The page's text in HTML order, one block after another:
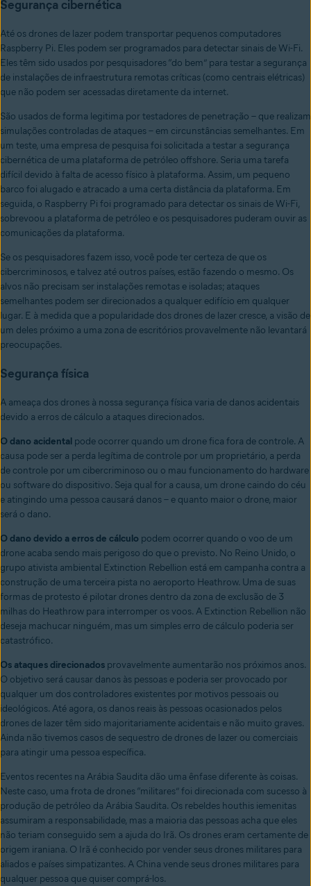
Segurança cibernética
Até os drones de lazer podem transportar pequenos computadores
Raspberry Pi. Eles podem ser programados para detectar sinais de Wi-Fi.
Eles têm sido usados por pesquisadores “do bem” para testar a segurança
de instalações de infraestrutura remotas críticas (como centrais elétricas)
que não podem ser acessadas diretamente da internet.
São usados de forma legitima por testadores de penetração – que realizam
simulações controladas de ataques – em circunstâncias semelhantes. Em
um teste, uma empresa de pesquisa foi solicitada a testar a segurança
cibernética de uma plataforma de petróleo offshore. Seria uma tarefa
difícil devido à falta de acesso físico à plataforma. Assim, um pequeno
barco foi alugado e atracado a uma certa distância da plataforma. Em
seguida, o Raspberry Pi foi programado para detectar os sinais de Wi-Fi,
sobrevoou a plataforma de petróleo e os pesquisadores puderam ouvir as
comunicações da plataforma.
Se os pesquisadores fazem isso, você pode ter certeza de que os
cibercriminosos, e talvez até outros países, estão fazendo o mesmo. Os
alvos não precisam ser instalações remotas e isoladas; ataques
semelhantes podem ser direcionados a qualquer edifício em qualquer
lugar. E à medida que a popularidade dos drones de lazer cresce, a visão de
um deles próximo a uma zona de escritórios provavelmente não levantará
preocupações.
Segurança física
A ameaça dos drones à nossa segurança física varia de danos acidentais
devido a erros de cálculo a ataques direcionados.
O dano acidental pode ocorrer quando um drone fica fora de controle. A
causa pode ser a perda legítima de controle por um proprietário, a perda
de controle por um cibercriminoso ou o mau funcionamento do hardware
ou software do dispositivo. Seja qual for a causa, um drone caindo do céu
e atingindo uma pessoa causará danos – e quanto maior o drone, maior
será o dano.
O dano devido a erros de cálculo podem ocorrer quando o voo de um
drone acaba sendo mais perigoso do que o previsto. No Reino Unido, o
grupo ativista ambiental Extinction Rebellion está em campanha contra a
construção de uma terceira pista no aeroporto Heathrow. Uma de suas
formas de protesto é pilotar drones dentro da zona de exclusão de 3
milhas do Heathrow para interromper os voos. A Extinction Rebellion não
deseja machucar ninguém, mas um simples erro de cálculo poderia ser
catastrófico.
Os ataques direcionados provavelmente aumentarão nos próximos anos.
O objetivo será causar danos às pessoas e poderia ser provocado por
qualquer um dos controladores existentes por motivos pessoais ou
ideológicos. Até agora, os danos reais às pessoas ocasionados pelos
drones de lazer têm sido majoritariamente acidentais e não muito graves.
Ainda não tivemos casos de sequestro de drones de lazer ou comerciais
para atingir uma pessoa específica.
Eventos recentes na Arábia Saudita dão uma ênfase diferente às coisas.
Neste caso, uma frota de drones “militares” foi direcionada com sucesso à
produção de petróleo da Arábia Saudita. Os rebeldes houthis iemenitas
assumiram a responsabilidade, mas a maioria das pessoas acha que eles
não teriam conseguido sem a ajuda do Irã. Os drones eram certamente de
origem iraniana. O Irã é conhecido por vender seus drones militares para
aliados e países simpatizantes. A China vende seus drones militares para
qualquer pessoa que quiser comprá-los.